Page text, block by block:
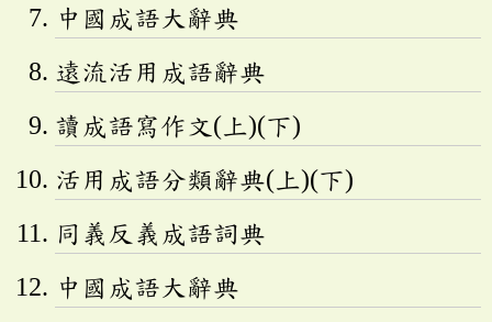
中國成語大辭典
遠流活用成語辭典
讀成語寫作文(上)(下)
活用成語分類辭典(上)(下)
同義反義成語詞典
中國成語大辭典